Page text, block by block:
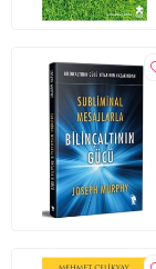
Ürün Kodu: